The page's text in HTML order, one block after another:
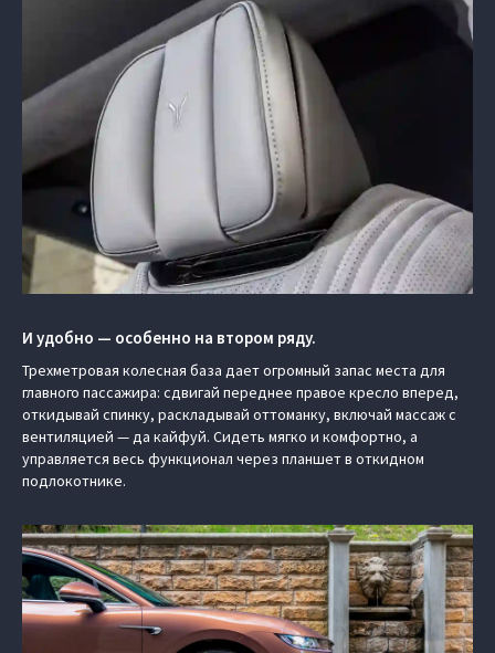
И удобно — особенно на втором ряду.
Трехметровая колесная база дает огромный запас места для
главного пассажира: сдвигай переднее правое кресло вперед,
откидывай спинку, раскладывай оттоманку, включай массаж с
вентиляцией — да кайфуй. Сидеть мягко и комфортно, а
управляется весь функционал через планшет в откидном
подлокотнике.